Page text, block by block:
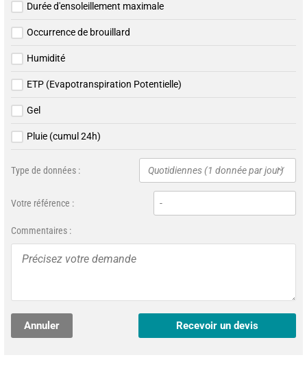
Durée d'ensoleillement maximale
Occurrence de brouillard
Humidité
ETP (Evapotranspiration Potentielle)
Gel
Pluie (cumul 24h)
Type de données : Quotidiennes (1 donnée par jour)
Votre référence :
Commentaires :
Annuler Recevoir un devis